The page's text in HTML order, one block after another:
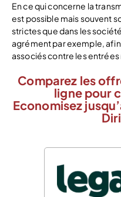
En ce qui concerne la
est possible mais souvent
strictes que dans les
agrément par exemple,
associés contre les
Comparez les
ligne pour
Economisez